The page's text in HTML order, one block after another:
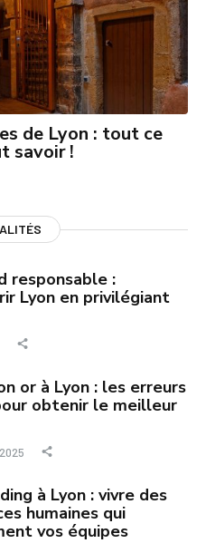
de Lyon : tout ce
savoir !
responsable :
Lyon en privilégiant
or à Lyon : les erreurs
obtenir le meilleur
à Lyon : vivre des
humaines qui
vos équipes